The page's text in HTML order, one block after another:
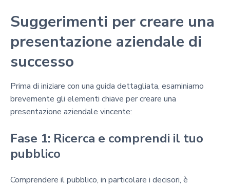
Suggerimenti per creare una
presentazione aziendale di
successo
Prima di iniziare con una guida dettagliata, esaminiamo
brevemente gli elementi chiave per creare una
presentazione aziendale vincente:
Fase 1: Ricerca e comprendi il tuo
pubblico
Comprendere il pubblico, in particolare i decisori, è